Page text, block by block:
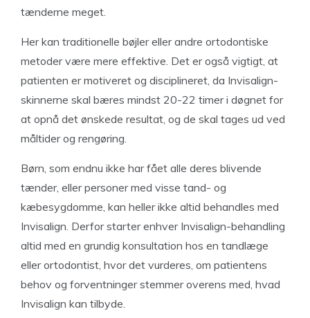
tænderne meget.
Her kan traditionelle bøjler eller andre ortodontiske
metoder være mere effektive. Det er også vigtigt, at
patienten er motiveret og disciplineret, da Invisalign-
skinnerne skal bæres mindst 20-22 timer i døgnet for
at opnå det ønskede resultat, og de skal tages ud ved
måltider og rengøring.
Børn, som endnu ikke har fået alle deres blivende
tænder, eller personer med visse tand- og
kæbesygdomme, kan heller ikke altid behandles med
Invisalign. Derfor starter enhver Invisalign-behandling
altid med en grundig konsultation hos en tandlæge
eller ortodontist, hvor det vurderes, om patientens
behov og forventninger stemmer overens med, hvad
Invisalign kan tilbyde.